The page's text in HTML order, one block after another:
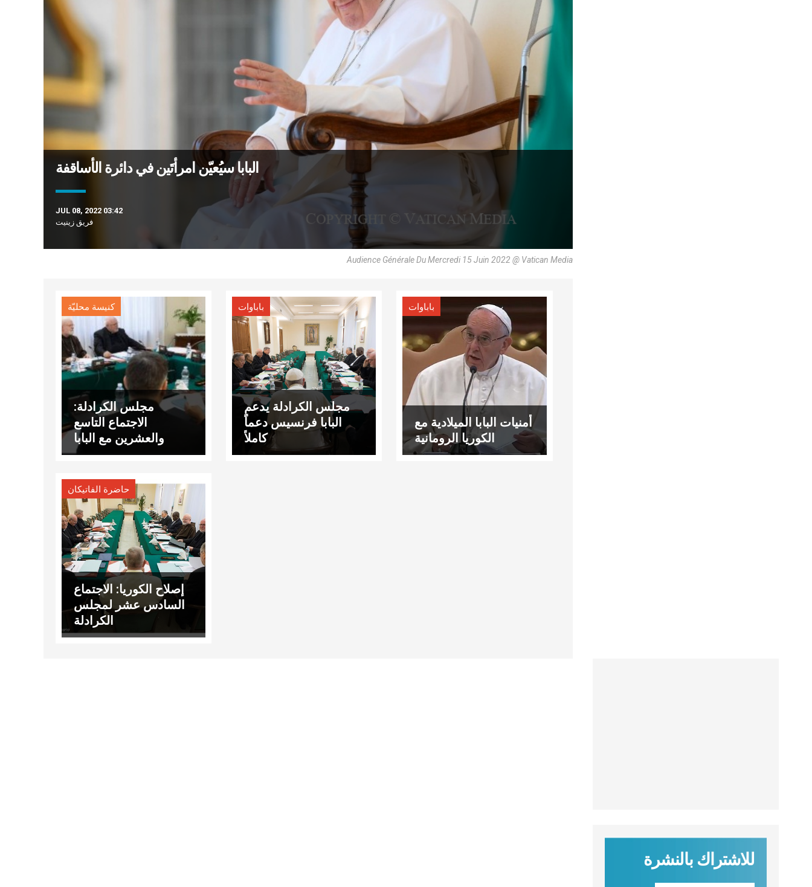
البابا سيُعيّن امرأتَين في دائرة الأساقفة
JUL 08, 2022 03:42
فريق زينيت
Audience Générale Du Mercredi 15 Juin 2022 @ Vatican Media
كنيسة محليّة
مجلس الكرادلة:
الاجتماع التاسع
والعشرين مع البابا
باباوات
مجلس الكرادلة يدعم
البابا فرنسيس دعماً
كاملاً
باباوات
أمنيات البابا الميلادية مع
الكوريا الرومانية
حاضرة الفاتيكان
إصلاح الكوريا: الاجتماع
السادس عشر لمجلس
الكرادلة
للاشتراك بالنشرة